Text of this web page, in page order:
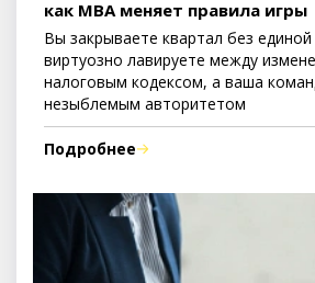
как MBA меняет правила игры
Вы закрываете квартал без
виртуозно лавируете между
налоговым кодексом, а ваша
незыблемым авторитетом
Подробнее